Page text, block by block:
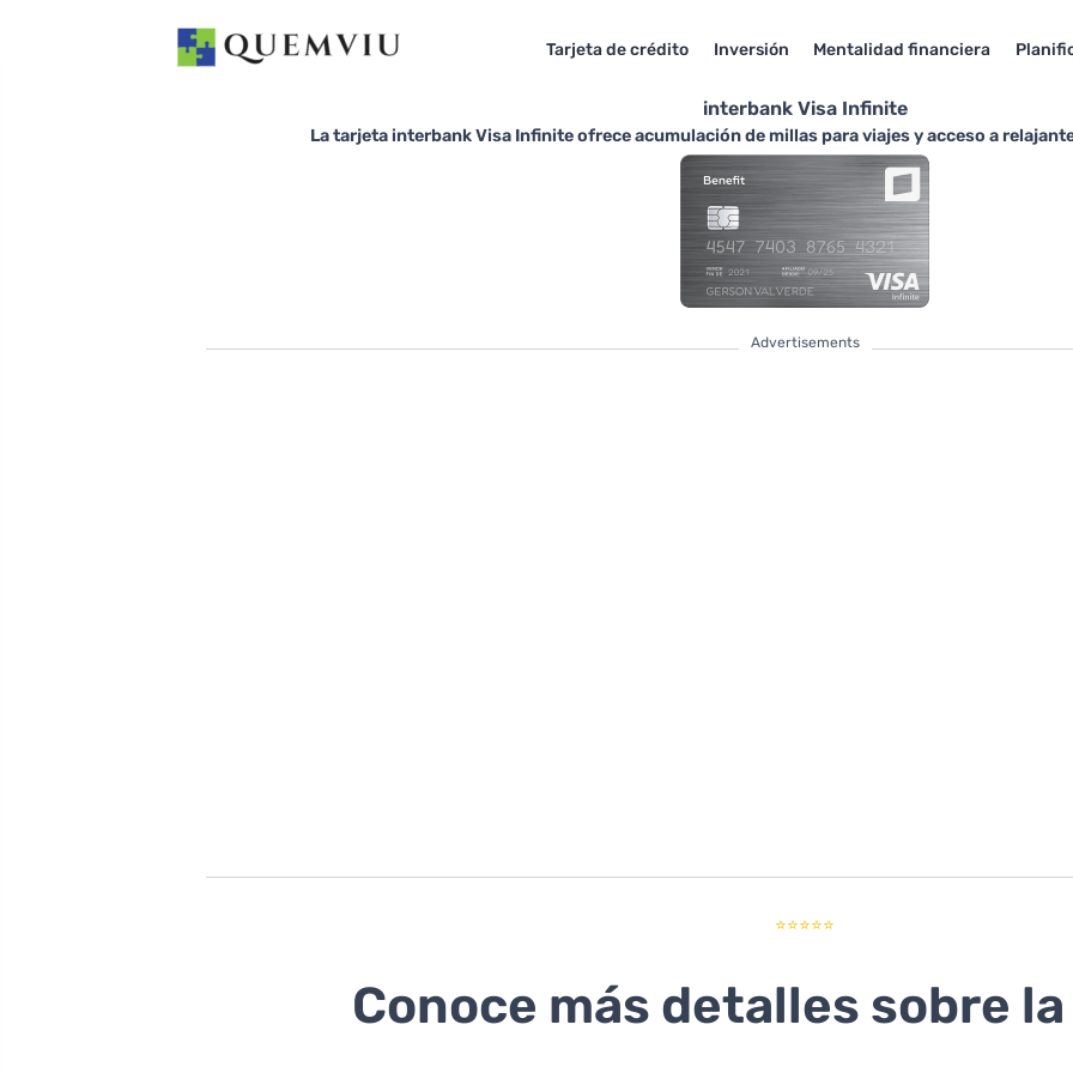
Tarjeta de crédito Inversión Mentalidad financiera
interbank Visa Infinite
La tarjeta interbank Visa Infinite ofrece acumulación de millas para viajes y acceso a
Advertisements
⭐⭐⭐⭐⭐
Conoce más detalles sobre